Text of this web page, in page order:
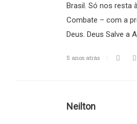
Brasil. Só nos resta
Combate – com a
Deus. Deus Salve a
5 anos atrás
Neilton